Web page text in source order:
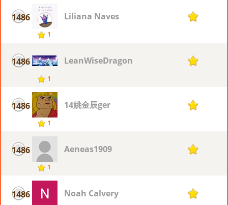
1486
1
Liliana Naves 1
1486
1
LeanWiseDragon 1
1486
1
14姚金辰ger 1
1486
1
Aeneas1909 1
1486 Noah Calvery 1